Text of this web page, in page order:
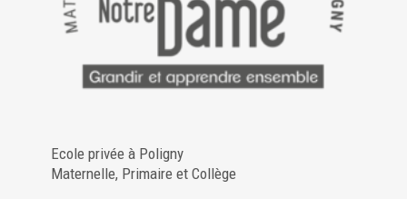
Ecole privée à Poligny
Maternelle, Primaire et Collège